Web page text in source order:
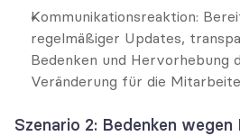
Kommunikationsreaktion:
regelmäßiger Updates,
Bedenken und Hervorhebung
Veränderung für die
Szenario 2: Bedenken wegen